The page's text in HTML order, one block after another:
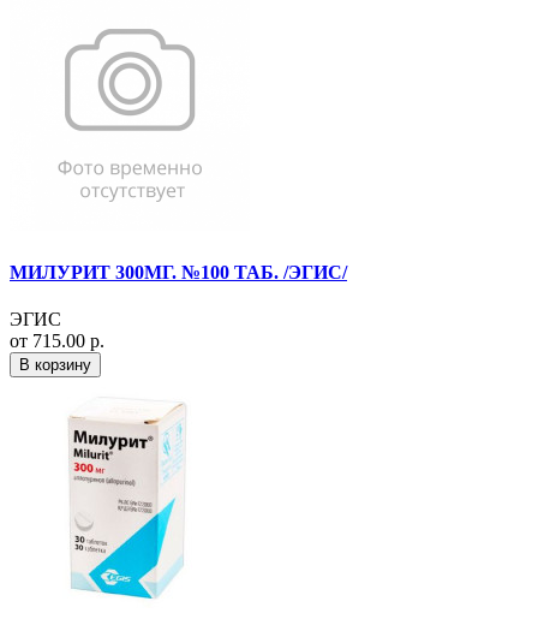
МИЛУРИТ 300МГ. №100 ТАБ. /ЭГИС/
ЭГИС
от 715.00 р.
В корзину